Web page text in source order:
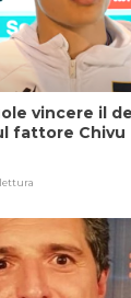
vincere il
fattore Chivu